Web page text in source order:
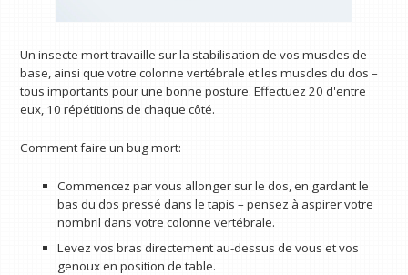
Un insecte mort travaille sur la stabilisation de vos muscles de
base, ainsi que votre colonne vertébrale et les muscles du dos –
tous importants pour une bonne posture. Effectuez 20 d'entre
eux, 10 répétitions de chaque côté.
Comment faire un bug mort:
Commencez par vous allonger sur le dos, en gardant le
bas du dos pressé dans le tapis – pensez à aspirer votre
nombril dans votre colonne vertébrale.
Levez vos bras directement au-dessus de vous et vos
genoux en position de table.